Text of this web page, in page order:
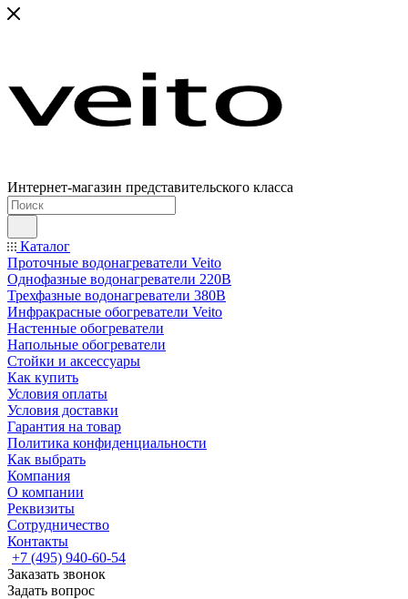
Интернет-магазин представительского класса
Каталог
Проточные водонагреватели Veito
Однофазные водонагреватели 220В
Трехфазные водонагреватели 380В
Инфракрасные обогреватели Veito
Настенные обогреватели
Напольные обогреватели
Стойки и аксессуары
Как купить
Условия оплаты
Условия доставки
Гарантия на товар
Политика конфиденциальности
Как выбрать
Компания
О компании
Реквизиты
Сотрудничество
Контакты
+7 (495) 940-60-54
Заказать звонок
Задать вопрос